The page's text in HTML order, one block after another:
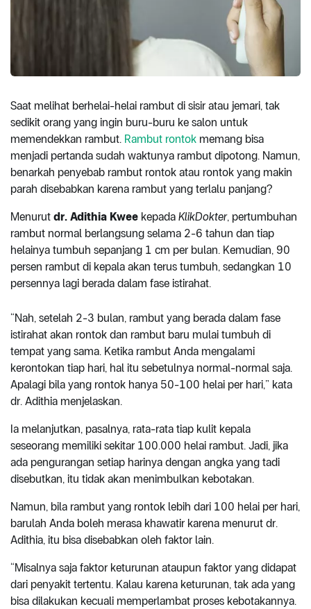
Saat melihat berhelai-helai rambut di sisir atau jemari, tak
sedikit orang yang ingin buru-buru ke salon untuk
memendekkan rambut. Rambut rontok memang bisa
menjadi pertanda sudah waktunya rambut dipotong. Namun,
benarkah penyebab rambut rontok atau rontok yang makin
parah disebabkan karena rambut yang terlalu panjang?
Menurut dr. Adithia Kwee kepada KlikDokter, pertumbuhan
rambut normal berlangsung selama 2-6 tahun dan tiap
helainya tumbuh sepanjang 1 cm per bulan. Kemudian, 90
persen rambut di kepala akan terus tumbuh, sedangkan 10
persennya lagi berada dalam fase istirahat.
“Nah, setelah 2-3 bulan, rambut yang berada dalam fase
istirahat akan rontok dan rambut baru mulai tumbuh di
tempat yang sama. Ketika rambut Anda mengalami
kerontokan tiap hari, hal itu sebetulnya normal-normal saja.
Apalagi bila yang rontok hanya 50-100 helai per hari,” kata
dr. Adithia menjelaskan.
Ia melanjutkan, pasalnya, rata-rata tiap kulit kepala
seseorang memiliki sekitar 100.000 helai rambut. Jadi, jika
ada pengurangan setiap harinya dengan angka yang tadi
disebutkan, itu tidak akan menimbulkan kebotakan.
Namun, bila rambut yang rontok lebih dari 100 helai per hari,
barulah Anda boleh merasa khawatir karena menurut dr.
Adithia, itu bisa disebabkan oleh faktor lain.
“Misalnya saja faktor keturunan ataupun faktor yang didapat
dari penyakit tertentu. Kalau karena keturunan, tak ada yang
bisa dilakukan kecuali memperlambat proses kebotakannya.